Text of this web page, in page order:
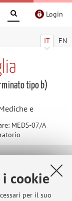
cookie
per il suo
Login
IT EN
tipo b)
e
MEDS-07/A